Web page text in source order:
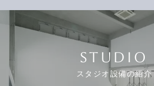
STUDIO
スタジオ設備の紹介